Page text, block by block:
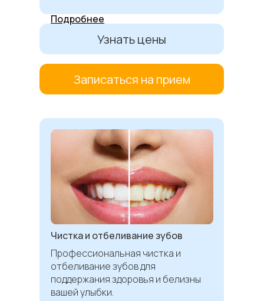
Узнать цены
Записаться на прием
Подробнее
Профессиональная чистка и
отбеливание зубов для
поддержания здоровья и белизны
вашей улыбки.
Чистка и отбеливание зубов